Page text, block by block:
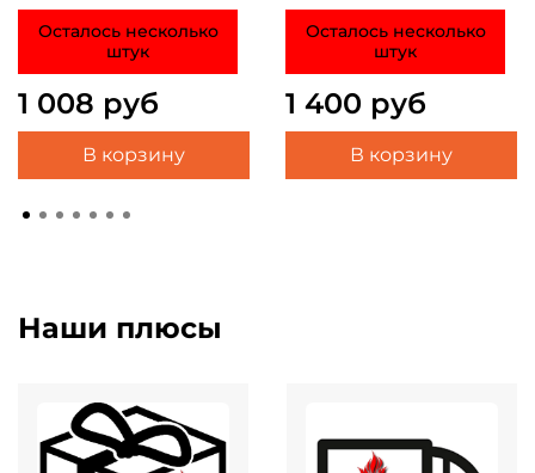
Осталось несколько
штук
1 008 руб
В корзину
Осталось несколько
штук
1 400 руб
В корзину
Наши плюсы